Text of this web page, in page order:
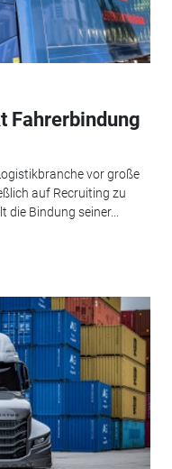
Fahrerbindung
vor große
auf Recruiting zu
Bindung seiner...